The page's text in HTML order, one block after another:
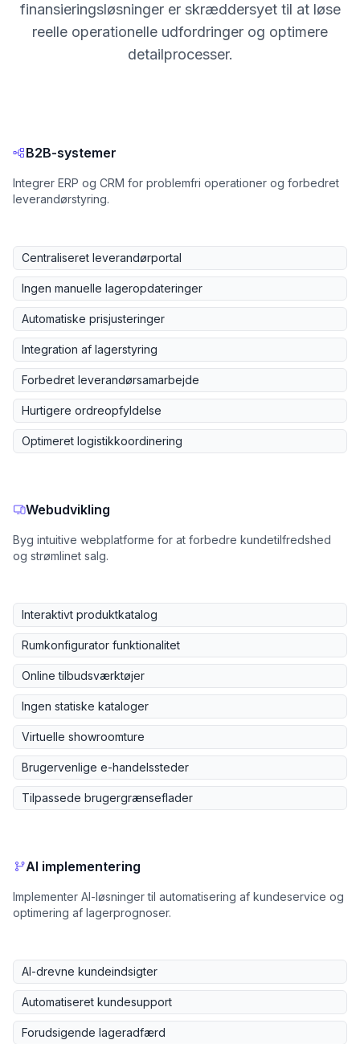
finansieringsløsninger er skræddersyet til at løse
reelle operationelle udfordringer og optimere
detailprocesser.
B2B-systemer
Integrer ERP og CRM for problemfri operationer og forbedret
leverandørstyring.
Centraliseret leverandørportal
Ingen manuelle lageropdateringer
Automatiske prisjusteringer
Integration af lagerstyring
Forbedret leverandørsamarbejde
Hurtigere ordreopfyldelse
Optimeret logistikkoordinering
Webudvikling
Byg intuitive webplatforme for at forbedre kundetilfredshed
og strømlinet salg.
Interaktivt produktkatalog
Rumkonfigurator funktionalitet
Online tilbudsværktøjer
Ingen statiske kataloger
Virtuelle showroomture
Brugervenlige e-handelssteder
Tilpassede brugergrænseflader
AI implementering
Implementer AI-løsninger til automatisering af kundeservice og
optimering af lagerprognoser.
AI-drevne kundeindsigter
Automatiseret kundesupport
Forudsigende lageradfærd